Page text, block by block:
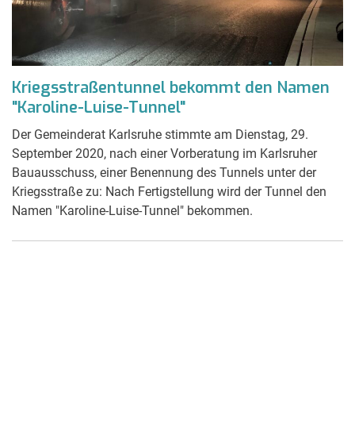
Kriegsstraßentunnel bekommt den Namen
"Karoline-Luise-Tunnel"
Der Gemeinderat Karlsruhe stimmte am Dienstag, 29.
September 2020, nach einer Vorberatung im Karlsruher
Bauausschuss, einer Benennung des Tunnels unter der
Kriegsstraße zu: Nach Fertigstellung wird der Tunnel den
Namen "Karoline-Luise-Tunnel" bekommen.